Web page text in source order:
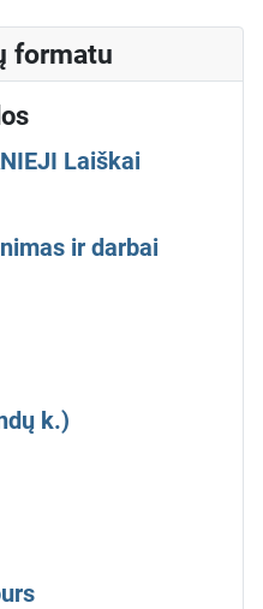
formatu
Laiškai
ir darbai
k.)